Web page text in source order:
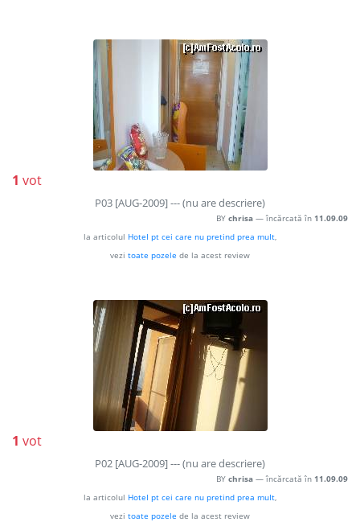
1 vot
P03 [AUG-2009] --- (nu are descriere)
BY chrisa — încărcată în 11.09.09
la articolul HoteI pt cei care nu pretind prea muIt,
vezi toate pozele de la acest review
1 vot
P02 [AUG-2009] --- (nu are descriere)
BY chrisa — încărcată în 11.09.09
la articolul HoteI pt cei care nu pretind prea muIt,
vezi toate pozele de la acest review